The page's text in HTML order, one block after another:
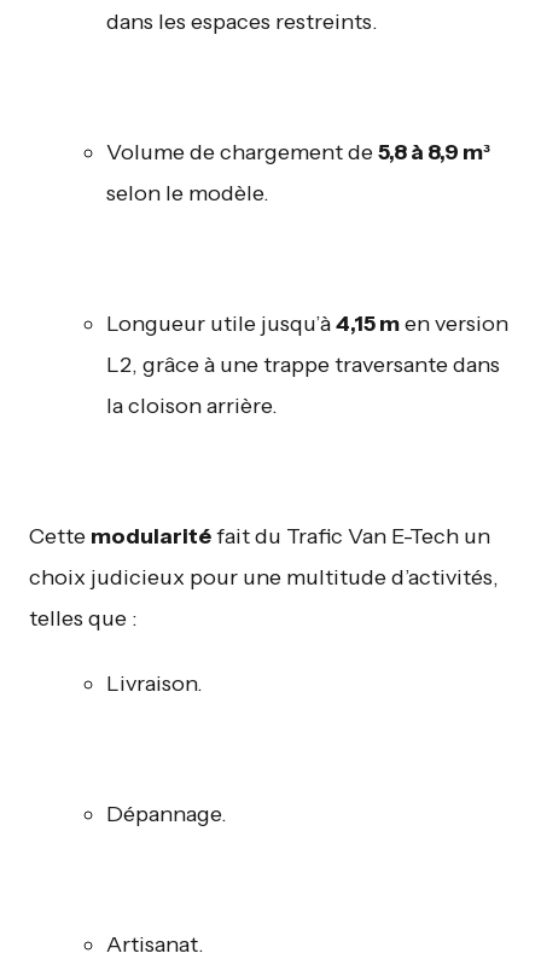
dans les espaces restreints.
Volume de chargement de5,8 à 8,9 m³
selon le modèle.
Longueur utile jusqu’à4,15 men version
L2, grâce à une trappe traversante dans
la cloison arrière.
Cette modularitéfait du Trafic Van E-Tech un
choix judicieux pour une multitude d’activités,
telles que :
Livraison.
Dépannage.
Artisanat.